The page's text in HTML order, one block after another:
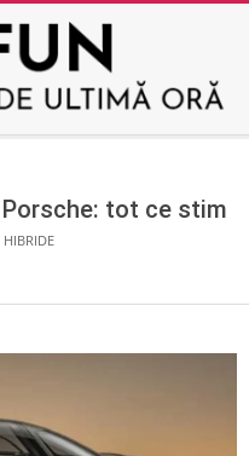
tot ce stim
HIBRIDE